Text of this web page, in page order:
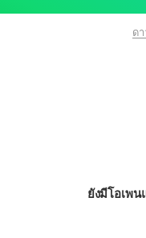
ด
ยังมีโอเพ